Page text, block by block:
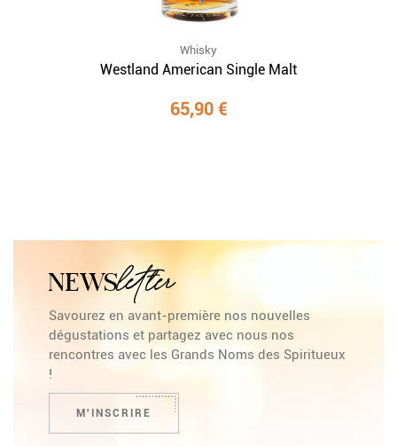
Whisky
Westland American Single Malt
65,90 €
NEWSletter
Savourez en avant-première nos nouvelles
dégustations et partagez avec nous nos
rencontres avec les Grands Noms des Spiritueux
!
M'INSCRIRE